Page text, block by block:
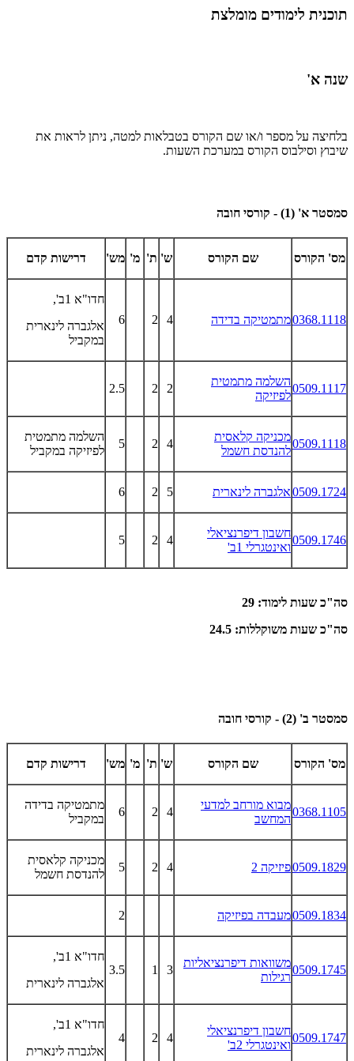
תוכנית לימודים מומלצת
שנה א'
בלחיצה על מספר ו/או שם הקורס בטבלאות למטה, ניתן לראות את
שיבוץ וסילבוס הקורס במערכת השעות.
סמסטר א' (1) - קורסי חובה
מס' הקורס שם הקורס ש' ת' מ' מש' דרישות קדם
0368.1118מתמטיקה בדידה 4
2
6
חדו"א 1ב',
אלגברה לינארית
במקביל
0509.1117
השלמה מתמטית
לפיזיקה
2
2
2.5
0509.1118
מכניקה קלאסית
להנדסת חשמל
4
2
5
השלמה מתמטית
לפיזיקה במקביל
0509.1724אלגברה לינארית 5
2
6
0509.1746
חשבון דיפרנציאלי
ואינטגרלי 1ב'
4
2
5
סה"כ שעות לימוד: 29
סה"כ שעות משוקללות: 24.5
סמסטר ב' (2) - קורסי חובה
מס' הקורס שם הקורס ש' ת' מ' מש' דרישות קדם
0368.1105
מבוא מורחב למדעי
המחשב
4
2
6
מתמטיקה בדידה
במקביל
0509.1829פיזיקה 2 4
2
5
מכניקה קלאסית
להנדסת חשמל
0509.1834מעבדה בפיזיקה 2
0509.1745
משוואות דיפרנציאליות
רגילות
3
1
3.5
חדו"א 1ב',
אלגברה לינארית
0509.1747
חשבון דיפרנציאלי
ואינטגרלי 2ב'
4
2
4
חדו"א 1ב',
אלגברה לינארית